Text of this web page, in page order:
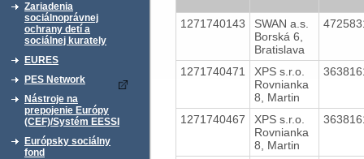
Zariadenia
sociálnoprávnej
ochrany detí a
sociálnej kurately
EURES
PES Network
Nástroje na
prepojenie Európy
(CEF)/Systém EESSI
Európsky sociálny
fond
1271740143
SWAN a.s.
Borská 6,
Bratislava
1271740471
XPS s.r.o.
Rovnianka
8, Martin
1271740467
XPS s.r.o.
Rovnianka
8, Martin